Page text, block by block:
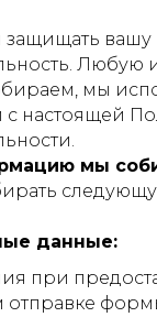
вашу
мы
с настоящей
мы
данные:
при
отправке